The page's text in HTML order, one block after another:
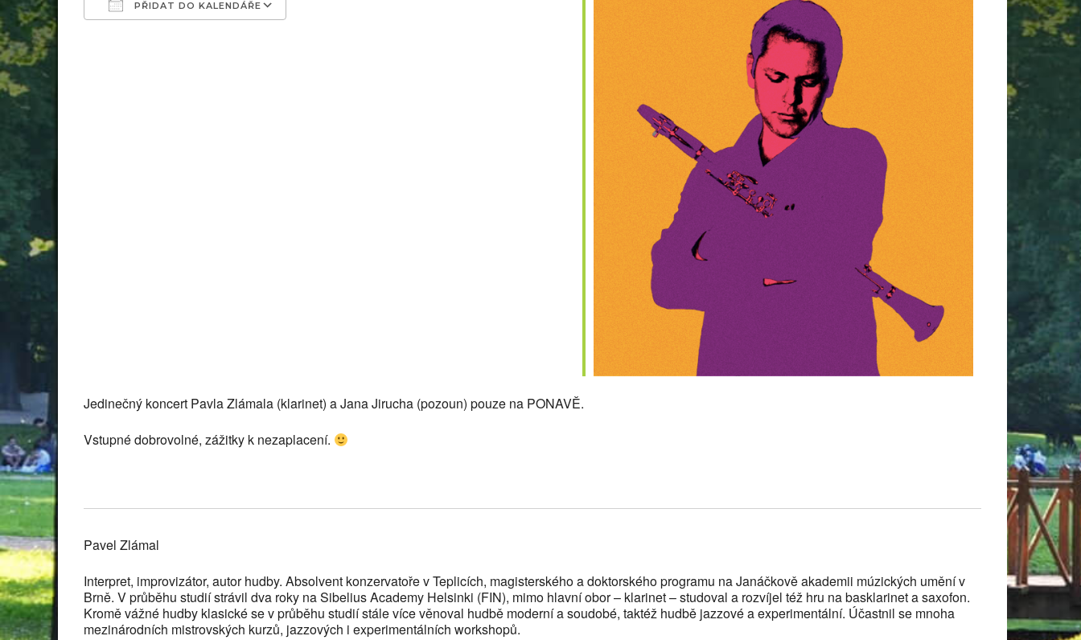
PŘIDAT DO KALENDÁŘE
Jedinečný koncert Pavla Zlámala (klarinet) a Jana Jirucha (pozoun) pouze na PONAVĚ.
Vstupné dobrovolné, zážitky k nezaplacení.
Pavel Zlámal
Interpret, improvizátor, autor hudby. Absolvent konzervatoře v Teplicích, magisterského a doktorského programu na Janáčkově akademii múzických umění v
Brně. V průběhu studií strávil dva roky na Sibelius Academy Helsinki (FIN), mimo hlavní obor – klarinet – studoval a rozvíjel též hru na basklarinet a saxofon.
Kromě vážné hudby klasické se v průběhu studií stále více věnoval hudbě moderní a soudobé, taktéž hudbě jazzové a experimentální. Účastnil se mnoha
mezinárodních mistrovských kurzů, jazzových i experimentálních workshopů.